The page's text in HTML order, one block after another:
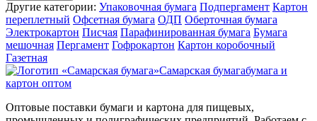
Другие категории: Упаковочная бумага Подпергамент Картон
переплетный Офсетная бумага ОДП Оберточная бумага
Электрокартон Писчая Парафинированная бумага Бумага
мешочная Пергамент Гофрокартон Картон коробочный
Газетная
Самарская бумагабумага и
картон оптом
Оптовые поставки бумаги и картона для пищевых,